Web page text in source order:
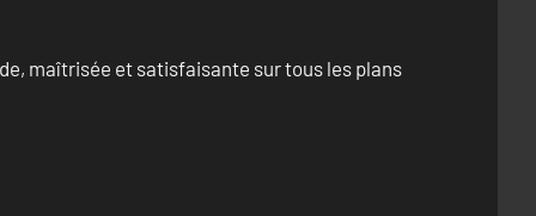
maîtrisée et satisfaisante sur tous les plans